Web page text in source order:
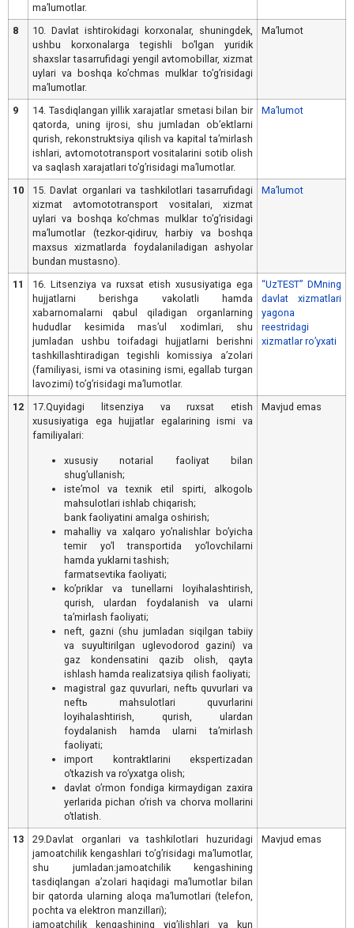
maʼlumotlar.
8
10. Davlat ishtirokidagi korxonalar, shuningdek,
ushbu korxonalarga tegishli boʼlgan yuridik
shaxslar tasarrufidagi yengil avtomobillar, xizmat
uylari va boshqa koʼchmas mulklar toʼgʼrisidagi
maʼlumotlar.
Maʼlumot
9
14. Tasdiqlangan yillik xarajatlar smetasi bilan bir
qatorda, uning ijrosi, shu jumladan obʼektlarni
qurish, rekonstruktsiya qilish va kapital taʼmirlash
ishlari, avtomototransport vositalarini sotib olish
va saqlash xarajatlari toʼgʼrisidagi maʼlumotlar.
Maʼlumot
10
15. Davlat organlari va tashkilotlari tasarrufidagi
xizmat avtomototransport vositalari, xizmat
uylari va boshqa koʼchmas mulklar toʼgʼrisidagi
maʼlumotlar (tezkor-qidiruv, harbiy va boshqa
maxsus xizmatlarda foydalaniladigan ashyolar
bundan mustasno).
Maʼlumot
11
16. Litsenziya va ruxsat etish xususiyatiga ega
hujjatlarni berishga vakolatli hamda
xabarnomalarni qabul qiladigan organlarning
hududlar kesimida masʼul xodimlari, shu
jumladan ushbu toifadagi hujjatlarni berishni
tashkillashtiradigan tegishli komissiya aʼzolari
(familiyasi, ismi va otasining ismi, egallab turgan
lavozimi) toʼgʼrisidagi maʼlumotlar.
“UzTEST” DMning
davlat xizmatlari
yagona
reestridagi
xizmatlar ro’yxati
12
17.Quyidagi litsenziya va ruxsat etish
xususiyatiga ega hujjatlar egalarining ismi va
familiyalari:
xususiy notarial faoliyat bilan
shugʼullanish;
isteʼmol va texnik etil spirti, alkogolь
mahsulotlari ishlab chiqarish;
bank faoliyatini amalga oshirish;
mahalliy va xalqaro yoʼnalishlar boʼyicha
temir yoʼl transportida yoʼlovchilarni
hamda yuklarni tashish;
farmatsevtika faoliyati;
koʼpriklar va tunellarni loyihalashtirish,
qurish, ulardan foydalanish va ularni
taʼmirlash faoliyati;
neft, gazni (shu jumladan siqilgan tabiiy
va suyultirilgan uglevodorod gazini) va
gaz kondensatini qazib olish, qayta
ishlash hamda realizatsiya qilish faoliyati;
magistral gaz quvurlari, neftь quvurlari va
neftь mahsulotlari quvurlarini
loyihalashtirish, qurish, ulardan
foydalanish hamda ularni taʼmirlash
faoliyati;
import kontraktlarini ekspertizadan
oʼtkazish va roʼyxatga olish;
davlat oʼrmon fondiga kirmaydigan zaxira
yerlarida pichan oʼrish va chorva mollarini
oʼtlatish.
Mavjud emas
13
29.Davlat organlari va tashkilotlari huzuridagi
jamoatchilik kengashlari toʼgʼrisidagi maʼlumotlar,
shu jumladan:jamoatchilik kengashining
tasdiqlangan aʼzolari haqidagi maʼlumotlar bilan
bir qatorda ularning aloqa maʼlumotlari (telefon,
pochta va elektron manzillari);
jamoatchilik kengashining yigʼilishlari va kun
Mavjud emas